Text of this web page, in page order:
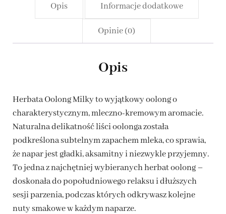
Opis Informacje dodatkowe
Opinie (0)
Opis
Herbata Oolong Milky to wyjątkowy oolong o
charakterystycznym, mleczno-kremowym aromacie.
Naturalna delikatność liści oolonga została
podkreślona subtelnym zapachem mleka, co sprawia,
że napar jest gładki, aksamitny i niezwykle przyjemny.
To jedna z najchętniej wybieranych herbat oolong –
doskonała do popołudniowego relaksu i dłuższych
sesji parzenia, podczas których odkrywasz kolejne
nuty smakowe w każdym naparze.